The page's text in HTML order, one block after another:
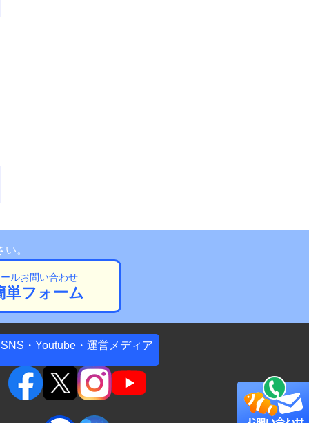
。
ルお問い合わせ
単フォーム
SNS・Youtube・運営メディア